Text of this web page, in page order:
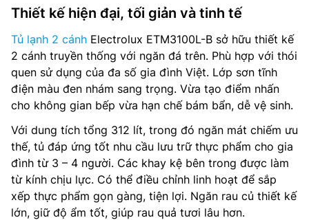
Thiết kế hiện đại, tối giản và tinh tế
Tủ lạnh 2 cánh Electrolux ETM3100L-B sở hữu thiết kế
2 cánh truyền thống với ngăn đá trên. Phù hợp với thói
quen sử dụng của đa số gia đình Việt. Lớp sơn tĩnh
điện màu đen nhám sang trọng. Vừa tạo điểm nhấn
cho không gian bếp vừa hạn chế bám bẩn, dễ vệ sinh.
Với dung tích tổng 312 lít, trong đó ngăn mát chiếm ưu
thế, tủ đáp ứng tốt nhu cầu lưu trữ thực phẩm cho gia
đình từ 3 – 4 người. Các khay kệ bên trong được làm
từ kính chịu lực. Có thể điều chỉnh linh hoạt để sắp
xếp thực phẩm gọn gàng, tiện lợi. Ngăn rau củ thiết kế
lớn, giữ độ ẩm tốt, giúp rau quả tươi lâu hơn.